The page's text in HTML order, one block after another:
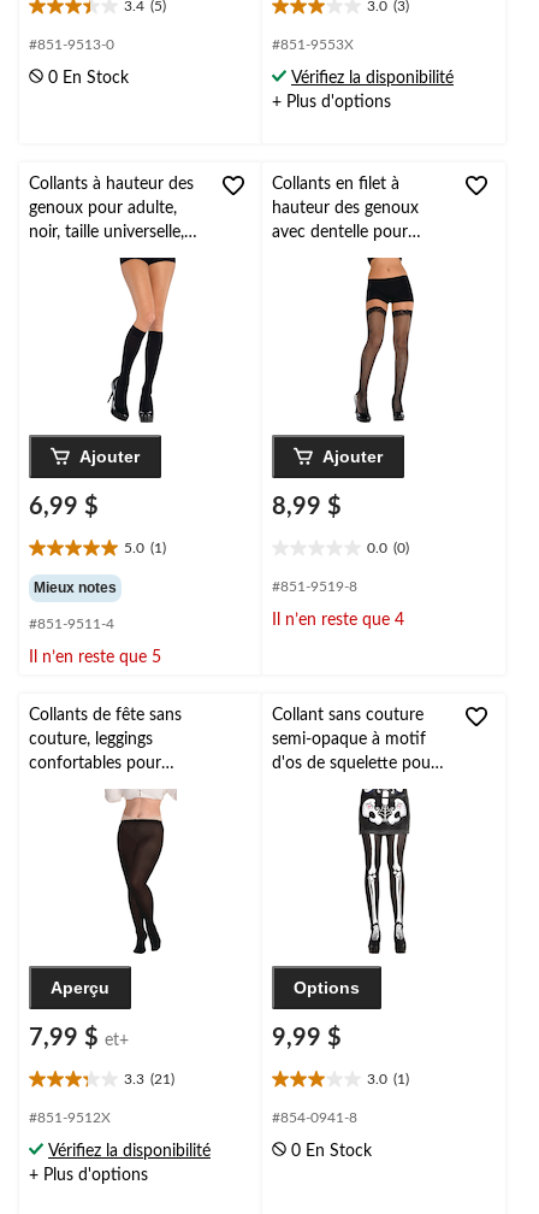
3.4 (5)
3.4
étoile(s)
5.
#851-9513-0
0 En Stock
3.0 (3)
3.0
étoile(s)
5.
3
#851-9553X
Vérifiez la disponibilité
+ Plus d'options
Collants à hauteur des
genoux pour adulte,
noir, taille universelle,
accessoire de costume
à porter pour
Ajouter
6,99 $
5.0 (1)
5.0
étoile(s)
sur
5.
1
Mieux notes
#851-9511-4
Il n’en reste que 5
Collants en filet à
hauteur des genoux
avec dentelle pour
adulte, noir, taille
universelle, accessoire
de costume à porter
pour l'Halloween
Ajouter
8,99 $
0.0 (0)
étoile(s)
5.
#851-9519-8
Il n’en reste que 4
Collants de fête sans
couture, leggings
confortables pour
l'Halloween, adulte, couleurs
variées, grande taille
Aperçu
7,99 $ et+
3.3 (21)
3.3
étoile(s)
5.
21
#851-9512X
Vérifiez la disponibilité
+ Plus d'options
Collant sans couture
semi-opaque à motif
d'os de squelette pour
adulte, noir/blanc,
moyen/grand,
accessoire de costume
à porter pour
Options
9,99 $
3.0 (1)
3.0
étoile(s)
5.
#854-0941-8
0 En Stock